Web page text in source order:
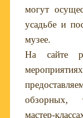
могут
усадьбе и
музее.
На сайте
обзорных,
мастер-